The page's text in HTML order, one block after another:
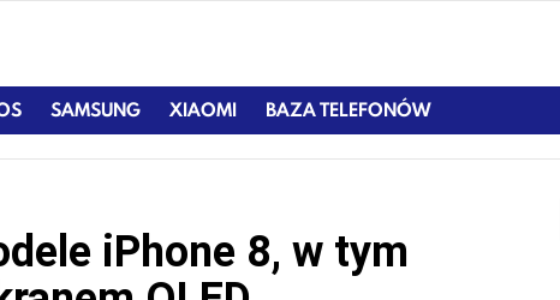
SAMSUNG XIAOMI BAZA TELEFONÓW
iPhone 8, w tym